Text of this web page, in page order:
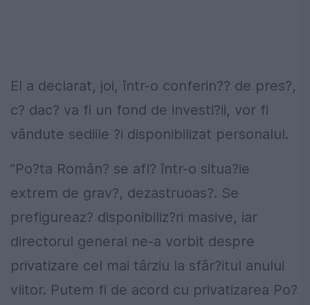
El a declarat, joi, într-o conferin?? de pres?,
c? dac? va fi un fond de investi?ii, vor fi
vândute sediile ?i disponibilizat personalul.
”Po?ta Român? se afl? într-o situa?ie
extrem de grav?, dezastruoas?. Se
prefigureaz? disponibiliz?ri masive, iar
directorul general ne-a vorbit despre
privatizare cel mai târziu la sfâr?itul anului
viitor. Putem fi de acord cu privatizarea Po?